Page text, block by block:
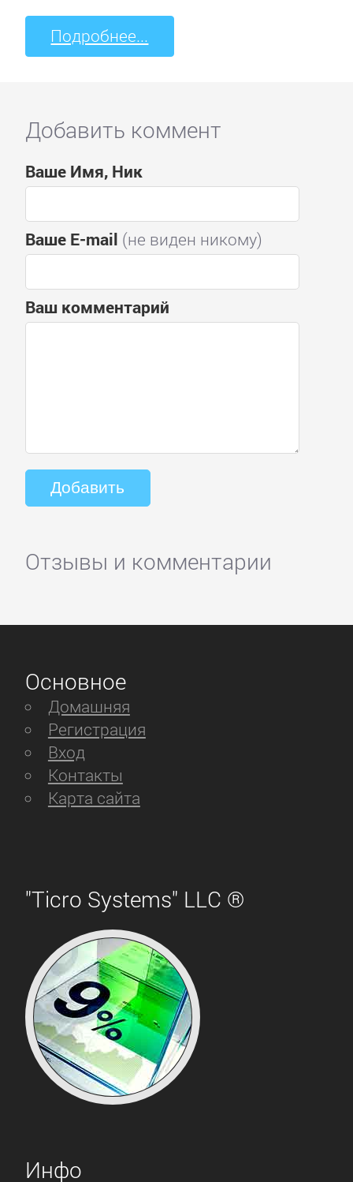
Подробнее...
Добавить коммент
Ваше Имя, Ник
Ваше E-mail (не виден никому)
Ваш комментарий
Отзывы и комментарии
Основное
Домашняя
Регистрация
Вход
Контакты
Карта сайта
"Ticro Systems" LLC ®
Инфо